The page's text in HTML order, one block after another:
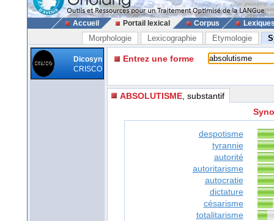
Accueil Portail lexical Corpus
Morphologie Lexicographie Etymologie
Dicosyn
CRISCO
Entrez une forme
ABSOLUTISME , substantif
despotisme
tyrannie
autorité
autoritarisme
autocratie
dictature
césarisme
totalitarisme